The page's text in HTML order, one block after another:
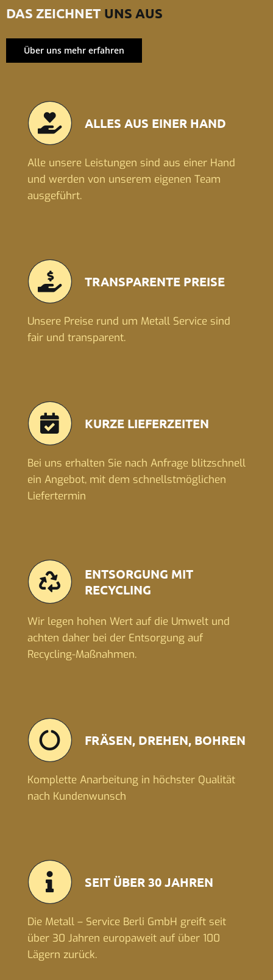
DAS ZEICHNET UNS AUS
Über uns mehr erfahren
ALLES AUS EINER HAND
Alle unsere Leistungen sind aus einer Hand
und werden von unserem eigenen Team
ausgeführt.
TRANSPARENTE PREISE
Unsere Preise rund um Metall Service sind
fair und transparent.
KURZE LIEFERZEITEN
Bei uns erhalten Sie nach Anfrage blitzschnell
ein Angebot, mit dem schnellstmöglichen
Liefertermin
ENTSORGUNG MIT
RECYCLING
Wir legen hohen Wert auf die Umwelt und
achten daher bei der Entsorgung auf
Recycling-Maßnahmen.
FRÄSEN, DREHEN, BOHREN
Komplette Anarbeitung in höchster Qualität
nach Kundenwunsch
SEIT ÜBER 30 JAHREN
Die Metall – Service Berli GmbH greift seit
über 30 Jahren europaweit auf über 100
Lägern zurück.